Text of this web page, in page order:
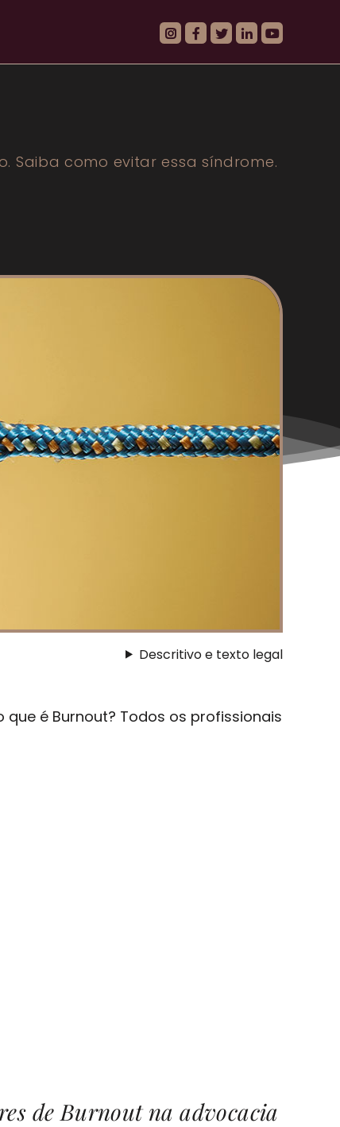
Saiba como evitar essa síndrome.
Descritivo e texto legal
é Burnout? Todos os profissionais
de Burnout na advocacia